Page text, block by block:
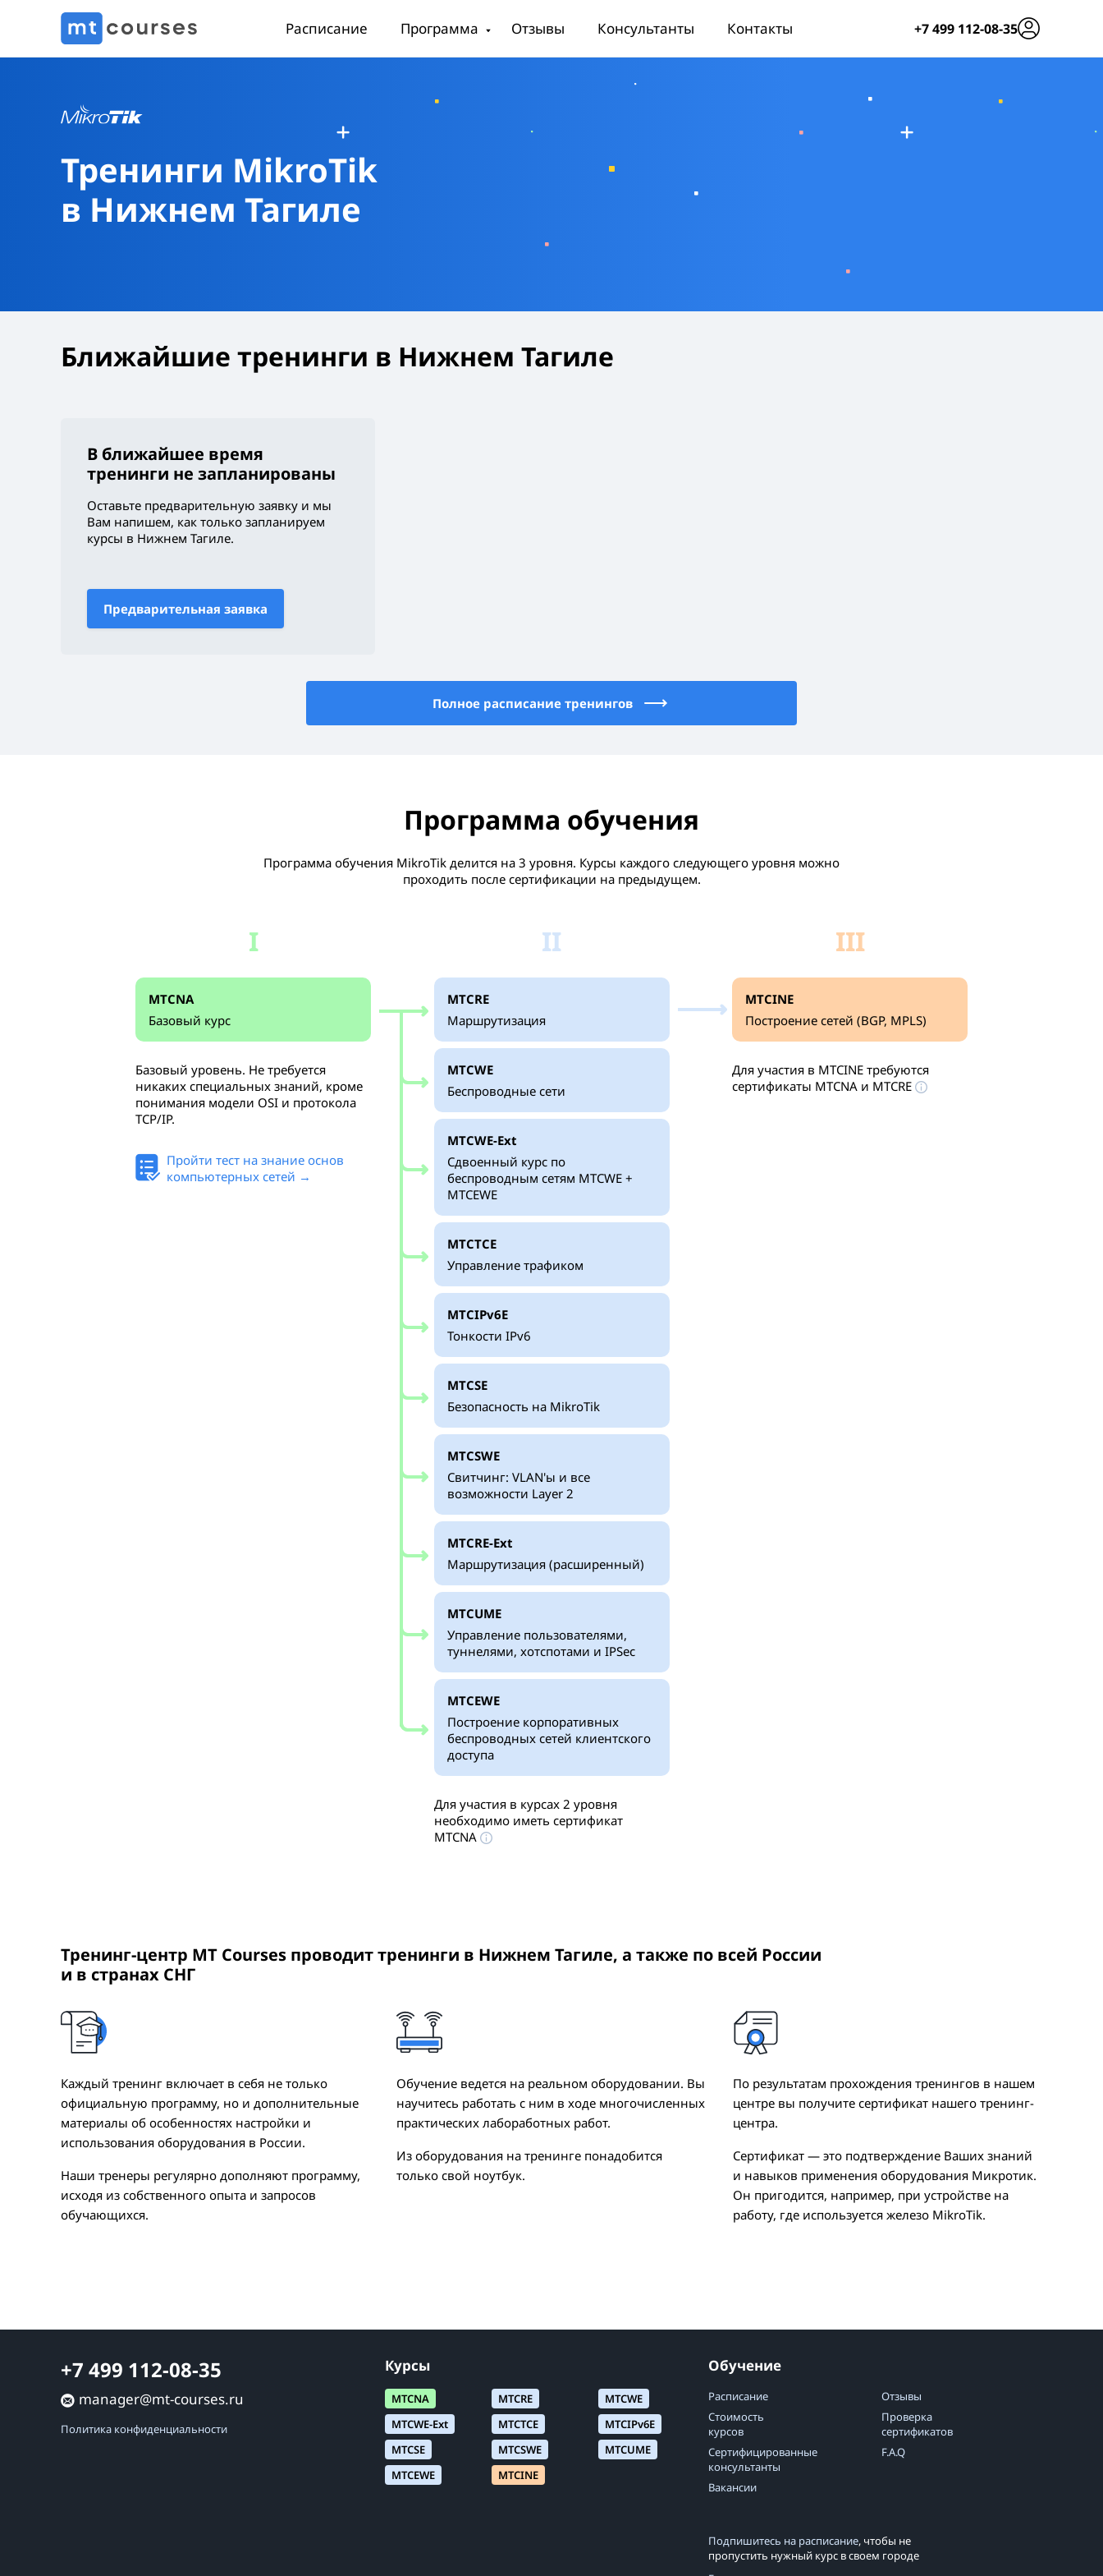
Расписание Программа Отзывы Консультанты Контакты +7 499 112-08-35
Тренинги MikroTik
в Нижнем Тагиле
Ближайшие тренинги в Нижнем Тагиле
В ближайшее время
тренинги не запланированы
Оставьте предварительную заявку и мы
Вам напишем, как только запланируем
курсы в Нижнем Тагиле.
Предварительная заявка
Полное расписание тренингов
Программа обучения
Программа обучения MikroTik делится на 3 уровня. Курсы каждого следующего уровня можно
проходить после сертификации на предыдущем.
I
MTCNA
Базовый курс
Базовый уровень. Не требуется
никаких специальных знаний, кроме
понимания модели OSI и протокола
TCP/IP.
Пройти тест на знание основ
компьютерных сетей →
II
MTCRE
Маршрутизация
MTCWE
Беспроводные сети
MTCWE-Ext
Сдвоенный курс по
беспроводным сетям MTCWE +
MTCEWE
MTCTCE
Управление трафиком
MTCIPv6E
Тонкости IPv6
MTCSE
Безопасность на MikroTik
MTCSWE
Свитчинг: VLAN'ы и все
возможности Layer 2
MTCRE-Ext
Маршрутизация (расширенный)
MTCUME
Управление пользователями,
туннелями, хотспотами и IPSec
MTCEWE
Построение корпоративных
беспроводных сетей клиентского
доступа
Для участия в курсах 2 уровня
необходимо иметь сертификат
MTCNA
III
MTCINE
Построение сетей (BGP, MPLS)
Для участия в MTCINE требуются
сертификаты MTCNA и MTCRE
Тренинг-центр MT Courses проводит тренинги в Нижнем Тагиле, а также по всей России
и в странах СНГ
Каждый тренинг включает в себя не только
официальную программу, но и дополнительные
материалы об особенностях настройки и
использования оборудования в России.
Наши тренеры регулярно дополняют программу,
исходя из собственного опыта и запросов
обучающихся.
Обучение ведется на реальном оборудовании. Вы
научитесь работать с ним в ходе многочисленных
практических лабоработных работ.
Из оборудования на тренинге понадобится
только свой ноутбук.
По результатам прохождения тренингов в нашем
центре вы получите сертификат нашего тренинг-
центра.
Сертификат — это подтверждение Ваших знаний
и навыков применения оборудования Микротик.
Он пригодится, например, при устройстве на
работу, где используется железо MikroTik.
+7 499 112-08-35
manager@mt-courses.ru
Политика конфиденциальности
Курсы
MTCNA MTCRE
MTCWE
MTCWE-Ext
MTCTCE
MTCIPv6E
MTCSE
MTCSWE
MTCUME
MTCEWE
MTCINE
Обучение
Расписание
Отзывы
Стоимость
курсов
Проверка
сертификатов
Сертифицированные
консультанты
F.A.Q
Вакансии
Подпишитесь на расписание, чтобы не
пропустить нужный курс в своем городе